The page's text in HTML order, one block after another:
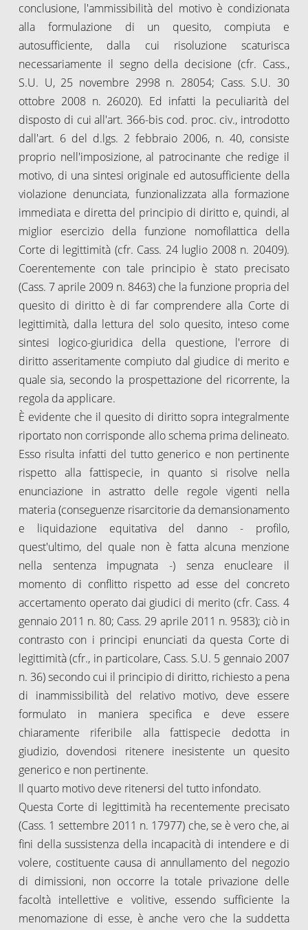
conclusione, l'ammissibilità del motivo è condizionata
alla formulazione di un quesito, compiuta e
autosufficiente, dalla cui risoluzione scaturisca
necessariamente il segno della decisione (cfr. Cass.,
S.U. U, 25 novembre 2998 n. 28054; Cass. S.U. 30
ottobre 2008 n. 26020). Ed infatti la peculiarità del
disposto di cui all'art. 366-bis cod. proc. civ., introdotto
dall'art. 6 del d.lgs. 2 febbraio 2006, n. 40, consiste
proprio nell'imposizione, al patrocinante che redige il
motivo, di una sintesi originale ed autosufficiente della
violazione denunciata, funzionalizzata alla formazione
immediata e diretta del principio di diritto e, quindi, al
miglior esercizio della funzione nomofilattica della
Corte di legittimità (cfr. Cass. 24 luglio 2008 n. 20409).
Coerentemente con tale principio è stato precisato
(Cass. 7 aprile 2009 n. 8463) che la funzione propria del
quesito di diritto è di far comprendere alla Corte di
legittimità, dalla lettura del solo quesito, inteso come
sintesi logico-giuridica della questione, l'errore di
diritto asseritamente compiuto dal giudice di merito e
quale sia, secondo la prospettazione del ricorrente, la
regola da applicare.
È evidente che il quesito di diritto sopra integralmente
riportato non corrisponde allo schema prima delineato.
Esso risulta infatti del tutto generico e non pertinente
rispetto alla fattispecie, in quanto si risolve nella
enunciazione in astratto delle regole vigenti nella
materia (conseguenze risarcitorie da demansionamento
e liquidazione equitativa del danno - profilo,
quest'ultimo, del quale non è fatta alcuna menzione
nella sentenza impugnata -) senza enucleare il
momento di conflitto rispetto ad esse del concreto
accertamento operato dai giudici di merito (cfr. Cass. 4
gennaio 2011 n. 80; Cass. 29 aprile 2011 n. 9583); ciò in
contrasto con i principi enunciati da questa Corte di
legittimità (cfr., in particolare, Cass. S.U. 5 gennaio 2007
n. 36) secondo cui il principio di diritto, richiesto a pena
di inammissibilità del relativo motivo, deve essere
formulato in maniera specifica e deve essere
chiaramente riferibile alla fattispecie dedotta in
giudizio, dovendosi ritenere inesistente un quesito
generico e non pertinente.
Il quarto motivo deve ritenersi del tutto infondato.
Questa Corte di legittimità ha recentemente precisato
(Cass. 1 settembre 2011 n. 17977) che, se è vero che, ai
fini della sussistenza della incapacità di intendere e di
volere, costituente causa di annullamento del negozio
di dimissioni, non occorre la totale privazione delle
facoltà intellettive e volitive, essendo sufficiente la
menomazione di esse, è anche vero che la suddetta